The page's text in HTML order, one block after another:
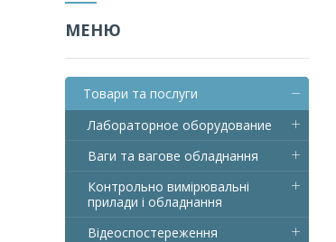
Товари та послуги
Лабораторное оборудование
Ваги та вагове обладнання
Контрольно вимірювальні
прилади і обладнання
Відеоспостереження